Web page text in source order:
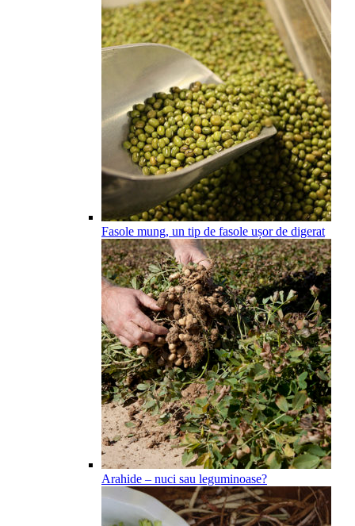
Fasole mung, un tip de fasole ușor de digerat
Arahide – nuci sau leguminoase?